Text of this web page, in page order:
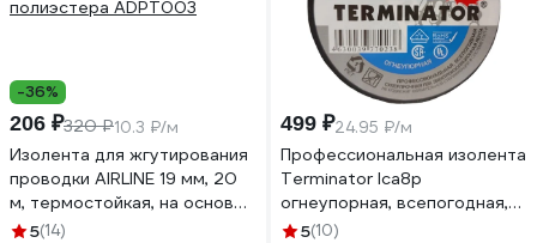
-36%
206 ₽320 ₽10.3 ₽/м
Изолента для жгутирования
проводки AIRLINE 19 мм, 20
м, термостойкая, на основе
полиэстера ADPT003
5(14)
499 ₽24.95 ₽/м
Профессиональная изолента
Terminator Ica8p
огнеупорная, всепогодная,
0.22 мм, 19 мм, 20 м
5(10)